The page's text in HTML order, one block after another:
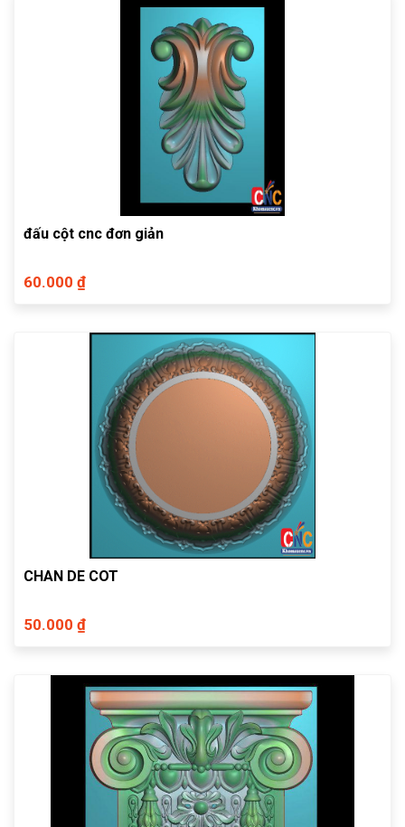
đấu cột cnc đơn giản
60.000 ₫
CHAN DE COT
50.000 ₫